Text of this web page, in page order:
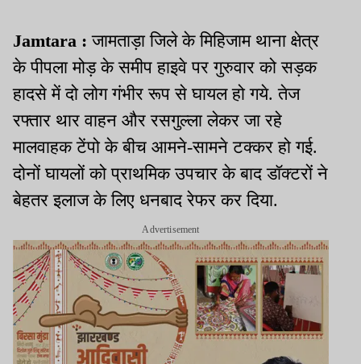
Jamtara : जामताड़ा जिले के मिहिजाम थाना क्षेत्र
के पीपला मोड़ के समीप हाइवे पर गुरुवार को सड़क
हादसे में दो लोग गंभीर रूप से घायल हो गये. तेज
रफ्तार थार वाहन और रसगुल्ला लेकर जा रहे
मालवाहक टेंपो के बीच आमने-सामने टक्कर हो गई.
दोनों घायलों को प्राथमिक उपचार के बाद डॉक्टरों ने
बेहतर इलाज के लिए धनबाद रेफर कर दिया.
Advertisement